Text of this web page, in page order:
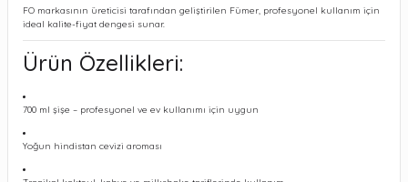
FO markasının üreticisi tarafından geliştirilen Fümer, profesyonel kullanım için
ideal kalite-fiyat dengesi sunar.
Ürün Özellikleri:
700 ml şişe – profesyonel ve ev kullanımı için uygun
Yoğun hindistan cevizi aroması